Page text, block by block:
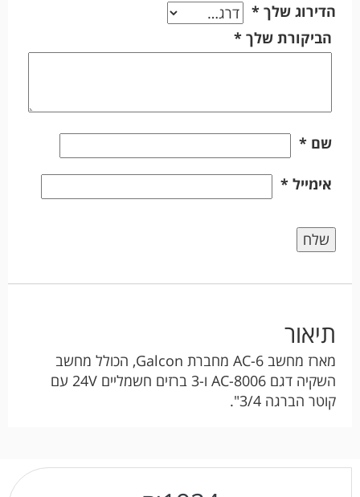
הדירוג שלך *
הביקורת שלך *
שם *
אימייל *
תיאור
מארז מחשב AC-6 מחברת Galcon, הכולל מחשב
השקיה דגם AC-8006 ו-3 ברזים חשמליים 24V עם
קוטר הברגה 3/4".